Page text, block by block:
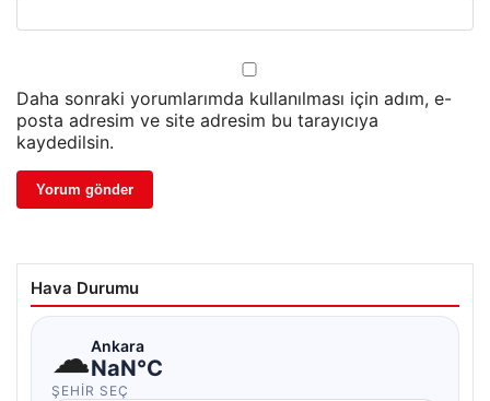
Daha sonraki yorumlarımda kullanılması için adım, e-
posta adresim ve site adresim bu tarayıcıya
kaydedilsin.
Hava Durumu
☁Ankara
NaN°C
ŞEHIR SEÇ